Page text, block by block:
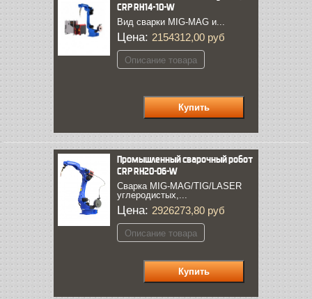
CRP RH14-10-W
Вид сварки MIG-MAG и...
Цена: 2154312,00 руб
Описание товара
Промышленный сварочный робот
CRP RH20-06-W
Сварка MIG-MAG/TIG/LASER
углеродистых,...
Цена: 2926273,80 руб
Описание товара